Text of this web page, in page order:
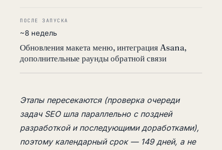
ПОСЛЕ ЗАПУСКА
~8 недель
Обновления макета меню, интеграция Asana,
дополнительные раунды обратной связи
Этапы пересекаются (проверка очереди
задач SEO шла параллельно с поздней
разработкой и последующими доработками),
поэтому календарный срок — 149 дней, а не